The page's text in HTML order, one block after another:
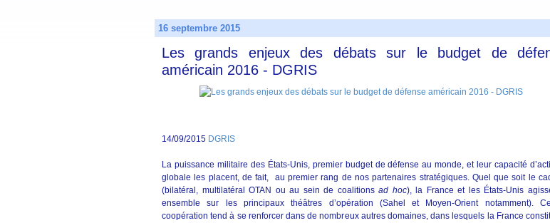
16 septembre 2015
Les grands enjeux des débats sur le budget de
américain 2016 - DGRIS
14/09/2015 DGRIS
La puissance militaire des États-Unis, premier budget de défense au monde, et leur capacité
globale les placent, de fait, au premier rang de nos partenaires stratégiques. Quel que soit le
(bilatéral, multilatéral OTAN ou au sein de coalitionsad hoc), la France et les États-Unis
ensemble sur les principaux théâtres d’opération (Sahel et Moyen-Orient notamment).
coopération tend à se renforcer dans de nombreux autres domaines, dans lesquels la France